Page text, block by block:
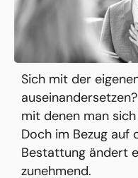
Sich mit der
mit denen man
Doch im Bezug auf
Bestattung ändert
zunehmend.